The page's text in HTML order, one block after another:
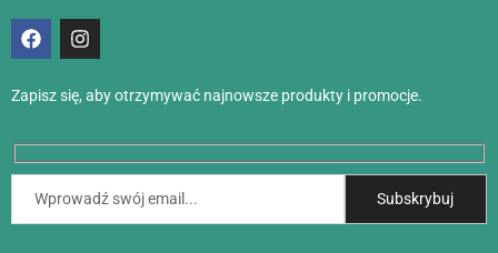
Zapisz się, aby otrzymywać najnowsze produkty i promocje.